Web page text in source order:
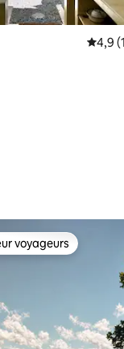
4,9
voyageurs les plus
voyageurs